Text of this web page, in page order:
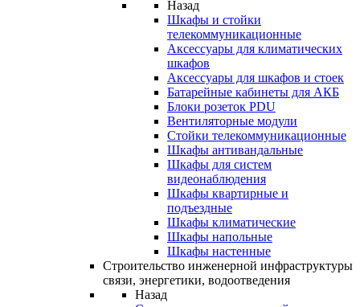
Назад
Шкафы и стойки
телекоммуникационные
Аксессуары для климатических
шкафов
Аксессуары для шкафов и стоек
Батарейные кабинеты для АКБ
Блоки розеток PDU
Вентиляторные модули
Стойки телекоммуникационные
Шкафы антивандальные
Шкафы для систем
видеонаблюдения
Шкафы квартирные и
подъездные
Шкафы климатические
Шкафы напольные
Шкафы настенные
Строительство инженерной инфраструктуры
связи, энергетики, водоотведения
Назад